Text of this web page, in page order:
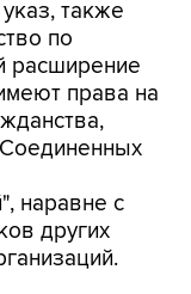
также
по
расширение
права на
наравне с
других